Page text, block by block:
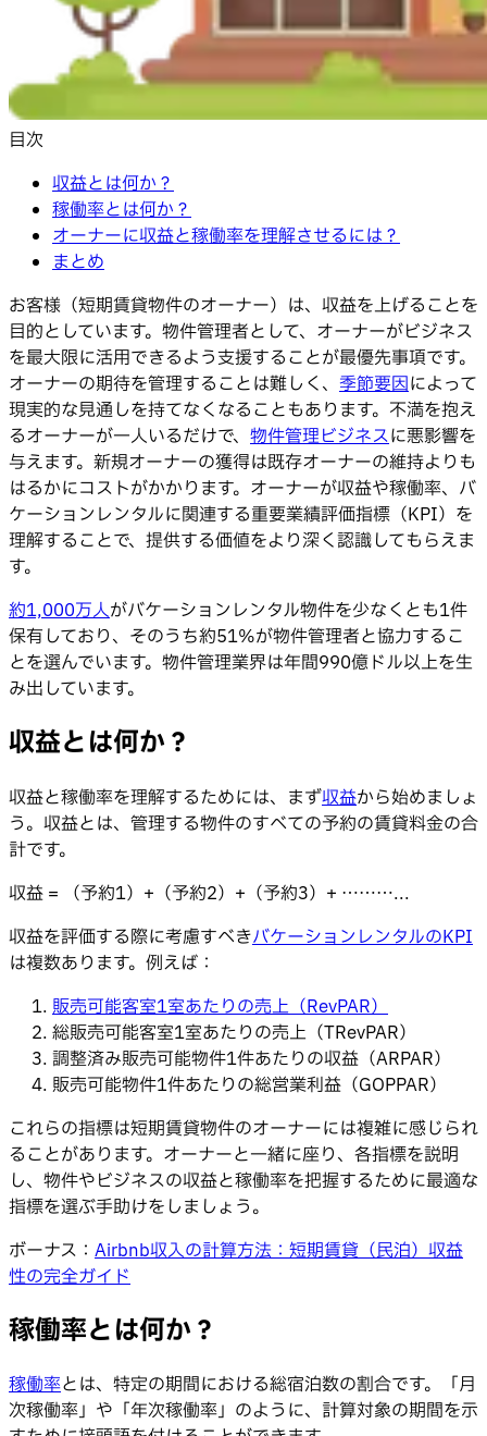
目次
収益とは何か？
稼働率とは何か？
オーナーに収益と稼働率を理解させるには？
まとめ
お客様（短期賃貸物件のオーナー）は、収益を上げることを
目的としています。物件管理者として、オーナーがビジネス
を最大限に活用できるよう支援することが最優先事項です。
オーナーの期待を管理することは難しく、 季節要因によって
現実的な見通しを持てなくなることもあります。不満を抱え
るオーナーが一人いるだけで、 物件管理ビジネスに悪影響を
与えます。新規オーナーの獲得は既存オーナーの維持よりも
はるかにコストがかかります。オーナーが収益や稼働率、バ
ケーションレンタルに関連する重要業績評価指標（KPI）を
理解することで、提供する価値をより深く認識してもらえま
す。
約1,000万人がバケーションレンタル物件を少なくとも1件
保有しており、そのうち約51%が物件管理者と協力するこ
とを選んでいます。物件管理業界は年間990億ドル以上を生
み出しています。
収益とは何か？
収益と稼働率を理解するためには、まず収益から始めましょ
う。収益とは、管理する物件のすべての予約の賃貸料金の合
計です。
収益 = （予約1）+（予約2）+（予約3）+ ………...
収益を評価する際に考慮すべきバケーションレンタルのKPI
は複数あります。例えば：
販売可能客室1室あたりの売上（RevPAR）
総販売可能客室1室あたりの売上（TRevPAR）
調整済み販売可能物件1件あたりの収益（ARPAR）
販売可能物件1件あたりの総営業利益（GOPPAR）
これらの指標は短期賃貸物件のオーナーには複雑に感じられ
ることがあります。オーナーと一緒に座り、各指標を説明
し、物件やビジネスの収益と稼働率を把握するために最適な
指標を選ぶ手助けをしましょう。
ボーナス： Airbnb収入の計算方法：短期賃貸（民泊）収益
性の完全ガイド
稼働率とは何か？
稼働率とは、特定の期間における総宿泊数の割合です。「月
次稼働率」や「年次稼働率」のように、計算対象の期間を示